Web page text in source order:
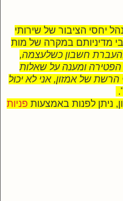
יחסי הציבור של שירותי
מדיניותם במקרה של מות
חשבון כשלעצמה,
ומענה על שאלות
הרשת של אמזון, אני לא יכול
".
לפנות באמצעות פניות